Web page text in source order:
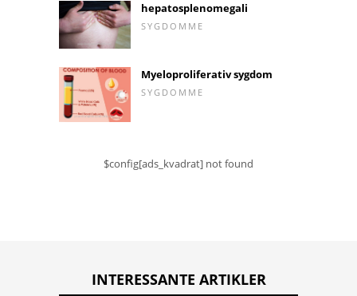
hepatosplenomegali
SYGDOMME
Myeloproliferativ sygdom
SYGDOMME
$config[ads_kvadrat] not found
INTERESSANTE ARTIKLER